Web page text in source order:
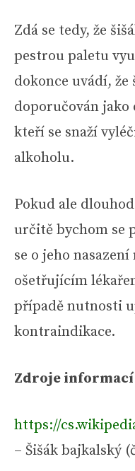
Zdá se tedy, že
pestrou paletu
dokonce uvádí, že
doporučován
kteří se snaží
alkoholu.
Pokud ale
určitě bychom se
se o jeho
ošetřujícím
případě nutnosti
kontraindikace.
Zdroje informací
https://
– Šišák bajkalský